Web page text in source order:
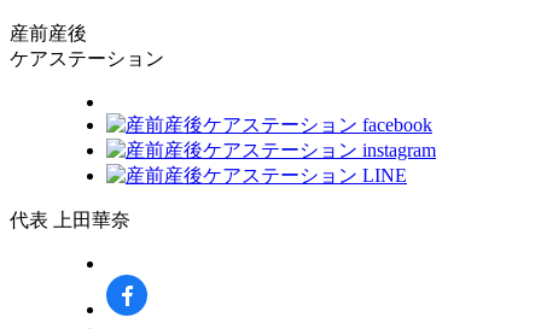
産前産後
ケアステーション
代表 上田華奈